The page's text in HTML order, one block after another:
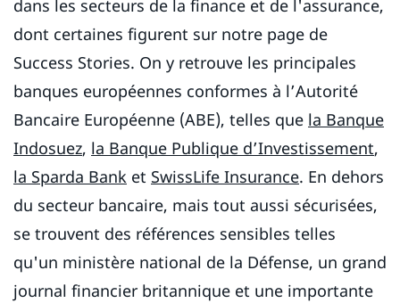
dans les secteurs de la finance et de l'assurance,
dont certaines figurent sur notre page de
Success Stories. On y retrouve les principales
banques européennes conformes à l’Autorité
Bancaire Européenne (ABE), telles que la Banque
Indosuez, la Banque Publique d’Investissement,
la Sparda Bank et SwissLife Insurance. En dehors
du secteur bancaire, mais tout aussi sécurisées,
se trouvent des références sensibles telles
qu'un ministère national de la Défense, un grand
journal financier britannique et une importante